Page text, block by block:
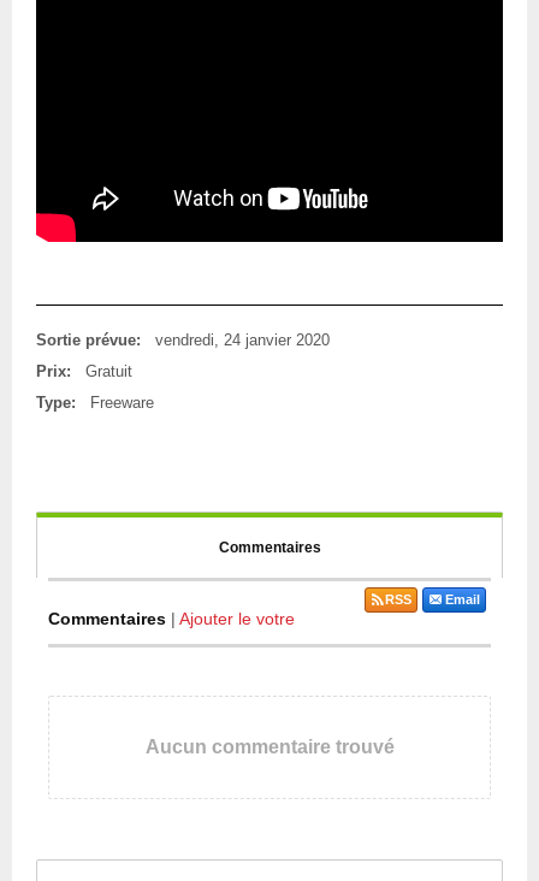
Sortie prévue:
vendredi, 24 janvier 2020
Prix:
Gratuit
Type:
Freeware
Commentaires
Commentaires | Ajouter le votre
Email
RSS
Aucun commentaire trouvé